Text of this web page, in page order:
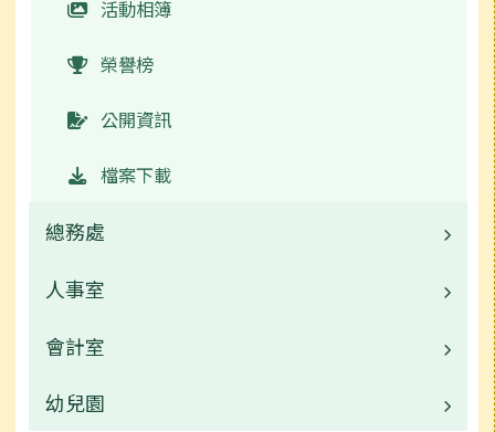
活動相簿
榮譽榜
公開資訊
檔案下載
總務處
業務職掌
校園公告
公開資訊
人事室
業務職掌
校園公告
會計室
業務職掌
幼兒園